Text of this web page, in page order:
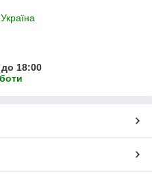
18:00